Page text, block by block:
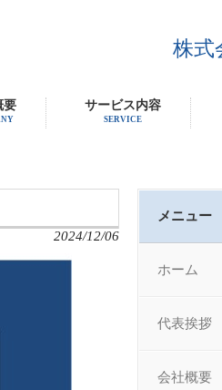
株式
要 サービス内容
SERVICE
2024/12/06
メニュー
ホーム
代表挨拶
会社概要